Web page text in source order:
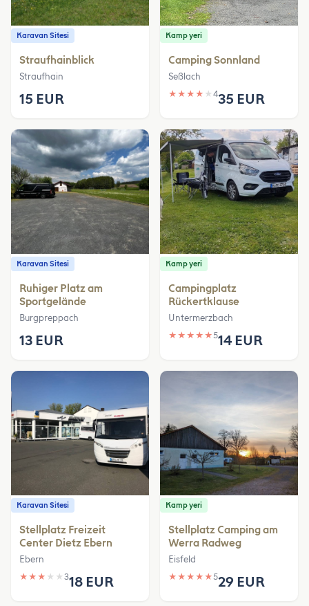
Karavan Sitesi
Straufhainblick
Straufhain
15 EUR
Kamp yeri
Camping Sonnland
Seßlach
★ ★ ★ ★ ★ 435 EUR
Karavan Sitesi
Ruhiger Platz am
Sportgelände
Burgpreppach
13 EUR
Kamp yeri
Campingplatz
Rückertklause
Untermerzbach
★ ★ ★ ★ ★514 EUR
Karavan Sitesi
Stellplatz Freizeit
Center Dietz Ebern
Ebern
★ ★ ★ ★ ★ 318 EUR
Kamp yeri
Stellplatz Camping am
Werra Radweg
Eisfeld
★ ★ ★ ★ ★529 EUR